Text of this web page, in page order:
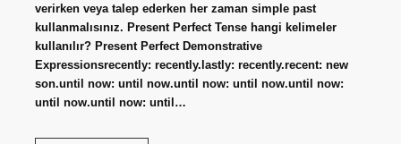
verirken veya talep ederken her zaman simple past
kullanmalısınız. Present Perfect Tense hangi kelimeler
kullanılır? Present Perfect Demonstrative
Expressionsrecently: recently.lastly: recently.recent: new
son.until now: until now.until now: until now.until now:
until now.until now: until…